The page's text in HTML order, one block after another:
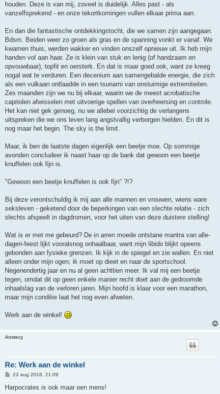
houden. Deze is van mij, zoveel is duidelijk. Alles past - als
vanzelfsprekend - en onze tekortkomingen vullen elkaar prima aan.
En dan die fantastische ontdekkingstocht, die we samen zijn aangegaan.
Bdsm. Beiden weer zo groen als gras en de spanning vonkt er vanaf. We
kwamen thuis, werden wakker en vinden onszelf opnieuw uit. Ik heb mijn
handen vol aan haar. Ze is klein van stuk en lenig (of handzaam en
opvouwbaar), topfit en oersterk. En dat is maar goed ook, want ze kreeg
nogal wat te verduren. Een decenium aan samengebalde energie, die zich
als een vulkaan ontlaadde in een tsunami van onstuimige extremiteiten.
Zes maanden zijn we nu bij elkaar, waarin we de meest acrobatische
capriolen afwisselen met uitvoerige spellen van overheersing en controle.
Het kan niet gek genoeg, nu we allebei voorzichtig de verlangens
uitspreken die we ons leven lang angstvallig verborgen hielden. En dit is
nog maar het begin. The sky is the limit.
Maar, ik ben de laatste dagen eigenlijk een beetje moe. Op sommige
avonden concludeer ik naast haar op de bank dat gewoon een beetje
knuffelen ook fijn is.
"Gewoon een beetje knuffelen is ook fijn" ?!?
Bij deze verontschuldig ik mij aan alle mannen en vrouwen, wiens ware
seksleven - geketend door de beperkingen van een slechte relatie - zich
slechts afspeelt in dagdromen, voor het uiten van deze duistere stelling!
Wat is er met me gebeurd? De in arren moede ontstane mantra van alle-
dagen-feest lijkt vooralsnog onhaalbaar, want mijn libido blijkt opeens
gebonden aan fysieke grenzen. Ik kijk in de spiegel en zie wallen. En niet
alleen onder mijn ogen; ik moet op dieet en naar de sportschool.
Negenendertig jaar en nu al geen achttien meer. Ik val mij een beetje
tegen, omdat dit op geen enkele manier recht doet aan de gedroomde
inhaalslag van de verloren jaren. Mijn hoofd is klaar voor een marathon,
maar mijn conditie laat het nog even afweten.
Werk aan de winkel!
Anstecy
Re: Werk aan de winkel
B
r
23 aug 2016, 21:09
Harpocrates is ook maar een mens!